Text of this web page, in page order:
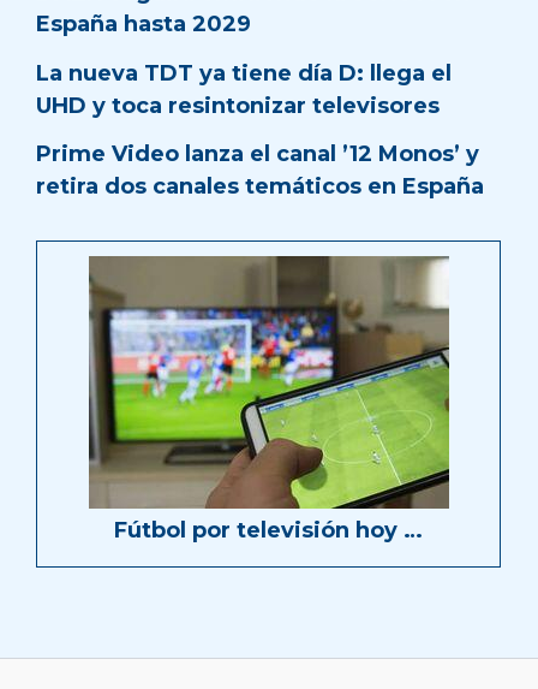
España hasta 2029
La nueva TDT ya tiene día D: llega el
UHD y toca resintonizar televisores
Prime Video lanza el canal ’12 Monos’ y
retira dos canales temáticos en España
Fútbol por televisión hoy …